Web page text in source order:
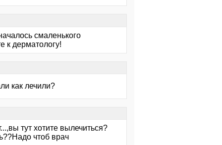
смаленького
к дерматологу!
как лечили?
тут хотите вылечиться?
чтоб врач